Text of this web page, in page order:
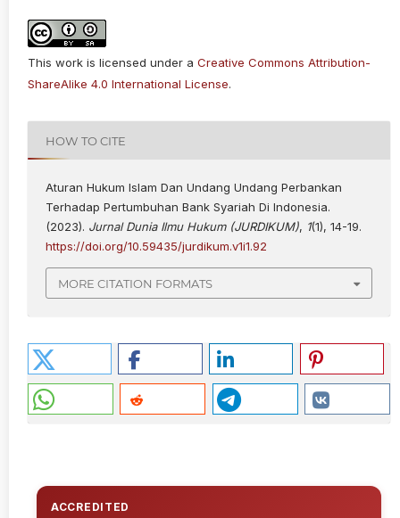
This work is licensed under a Creative Commons Attribution-
ShareAlike 4.0 International License.
HOW TO CITE
Aturan Hukum Islam Dan Undang Undang Perbankan
Terhadap Pertumbuhan Bank Syariah Di Indonesia.
(2023). Jurnal Dunia Ilmu Hukum (JURDIKUM), 1(1), 14-19.
https://doi.org/10.59435/jurdikum.v1i1.92
MORE CITATION FORMATS
ACCREDITED